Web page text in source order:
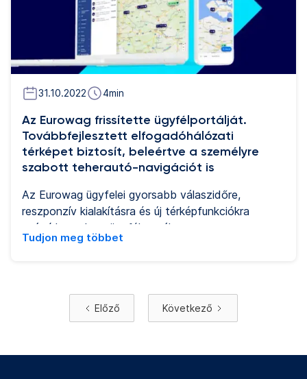
31.10.2022 4min
Az Eurowag frissítette ügyfélportálját.
Továbbfejlesztett elfogadóhálózati
térképet biztosít, beleértve a személyre
szabott teherautó-navigációt is
Az Eurowag ügyfelei gyorsabb válaszidőre,
reszponzív kialakításra és új térképfunkciókra
számíthatnak az ügyfélportálon.
Tudjon meg többet
Előző Következő